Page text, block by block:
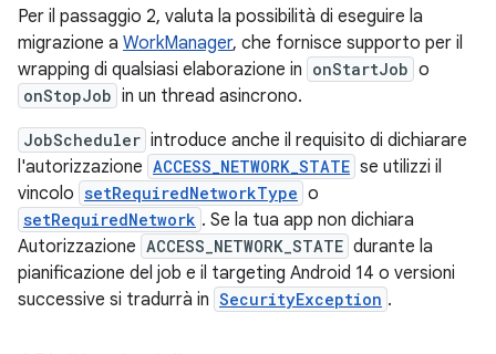
Per il passaggio 2, valuta la possibilità di eseguire la
migrazione a WorkManager, che fornisce supporto per il
wrapping di qualsiasi elaborazione in onStartJob o
onStopJob in un thread asincrono.
JobScheduler introduce anche il requisito di dichiarare
l'autorizzazione ACCESS_NETWORK_STATE se utilizzi il
vincolo setRequiredNetworkType o
setRequiredNetwork . Se la tua app non dichiara
Autorizzazione ACCESS_NETWORK_STATE durante la
pianificazione del job e il targeting Android 14 o versioni
successive si tradurrà in SecurityException .